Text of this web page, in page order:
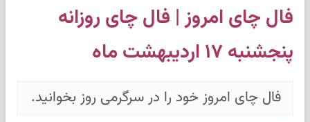
فال چای امروز | فال چای روزانه
پنجشنبه ۱۷ اردیبهشت ماه
فال چای امروز خود را در سرگرمی روز بخوانید.